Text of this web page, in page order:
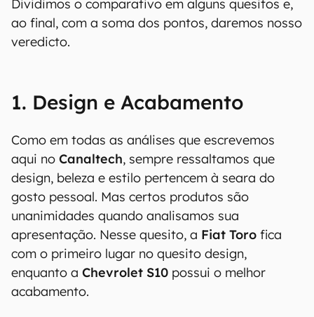
Dividimos o comparativo em alguns quesitos e,
ao final, com a soma dos pontos, daremos nosso
veredicto.
1. Design e Acabamento
Como em todas as análises que escrevemos
aqui no Canaltech, sempre ressaltamos que
design, beleza e estilo pertencem à seara do
gosto pessoal. Mas certos produtos são
unanimidades quando analisamos sua
apresentação. Nesse quesito, a Fiat Toro fica
com o primeiro lugar no quesito design,
enquanto a Chevrolet S10 possui o melhor
acabamento.